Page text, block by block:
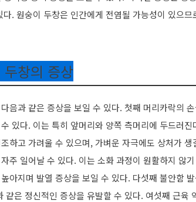
다. 원숭이 두창은 인간에게 전염될 가능성이 있으
두창의 증상
음과 같은 증상을 보일 수 있다. 첫째 머리카락의
있다. 이는 특히 앞머리와 양쪽 측머리에 두드러
하고 가려울 수 있으며, 가벼운 자극에도 상처가
주 일어날 수 있다. 이는 소화 과정이 원활하지 않
아지며 발열 증상을 보일 수 있다. 다섯째 불안함
같은 정신적인 증상을 유발할 수 있다. 여섯째 근육